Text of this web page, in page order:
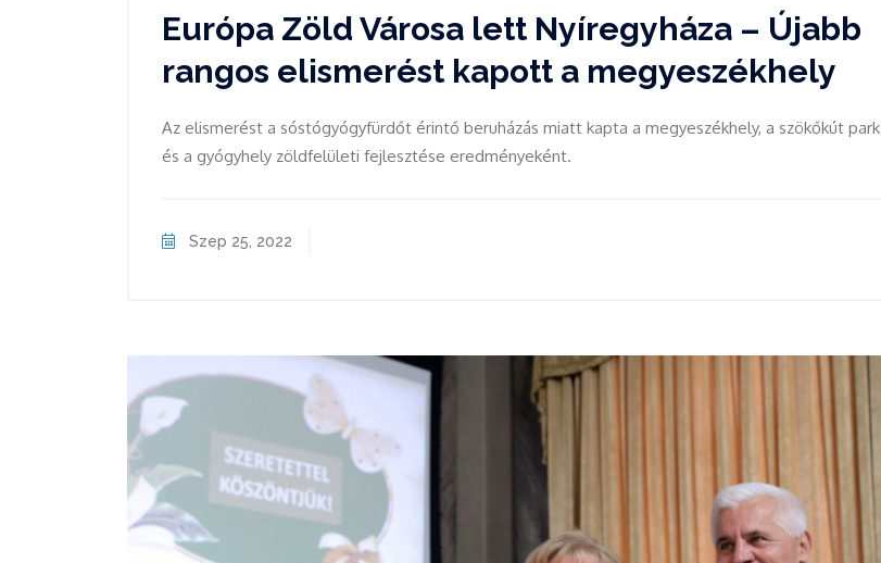
Európa Zöld Városa lett Nyíregyháza – Újabb
rangos elismerést kapott a megyeszékhely
Az elismerést a sóstógyógyfürdőt érintő beruházás miatt kapta a megyeszékhely, a szökőkút park
és a gyógyhely zöldfelületi fejlesztése eredményeként.
Szep 25, 2022